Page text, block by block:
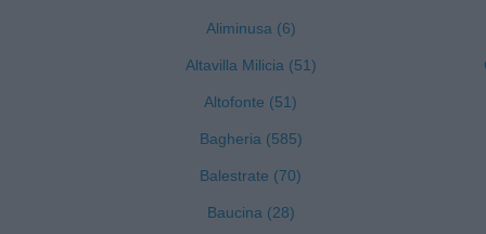
Aliminusa (6)
Altavilla Milicia (51)
Altofonte (51)
Bagheria (585)
Balestrate (70)
Baucina (28)